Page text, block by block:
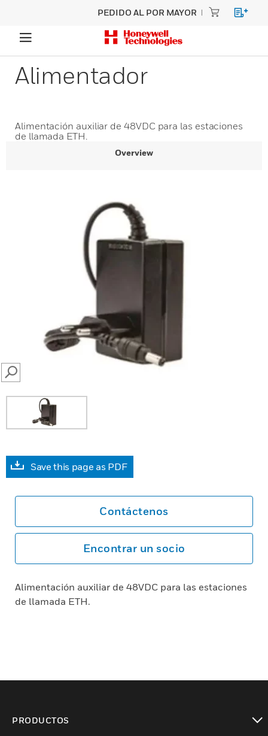
PEDIDO AL POR MAYOR
Alimentador
Alimentación auxiliar de 48VDC para las estaciones
de llamada ETH.
Overview
SEARCH
Save this page as PDF
Contáctenos
Encontrar un socio
Alimentación auxiliar de 48VDC para las estaciones
de llamada ETH.
PRODUCTOS